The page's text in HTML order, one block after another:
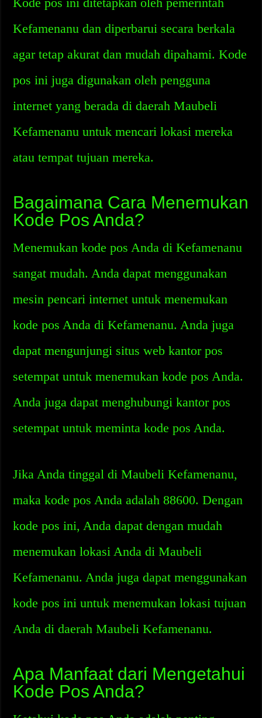
Kefamenanu dan diperbarui secara berkala
agar tetap akurat dan mudah dipahami. Kode
pos ini juga digunakan oleh pengguna
internet yang berada di daerah Maubeli
Kefamenanu untuk mencari lokasi mereka
atau tempat tujuan mereka.
Bagaimana Cara Menemukan
Kode Pos Anda?
Menemukan kode pos Anda di Kefamenanu
sangat mudah. Anda dapat menggunakan
mesin pencari internet untuk menemukan
kode pos Anda di Kefamenanu. Anda juga
dapat mengunjungi situs web kantor pos
setempat untuk menemukan kode pos Anda.
Anda juga dapat menghubungi kantor pos
setempat untuk meminta kode pos Anda.
Jika Anda tinggal di Maubeli Kefamenanu,
maka kode pos Anda adalah 88600. Dengan
kode pos ini, Anda dapat dengan mudah
menemukan lokasi Anda di Maubeli
Kefamenanu. Anda juga dapat menggunakan
kode pos ini untuk menemukan lokasi tujuan
Anda di daerah Maubeli Kefamenanu.
Apa Manfaat dari Mengetahui
Kode Pos Anda?